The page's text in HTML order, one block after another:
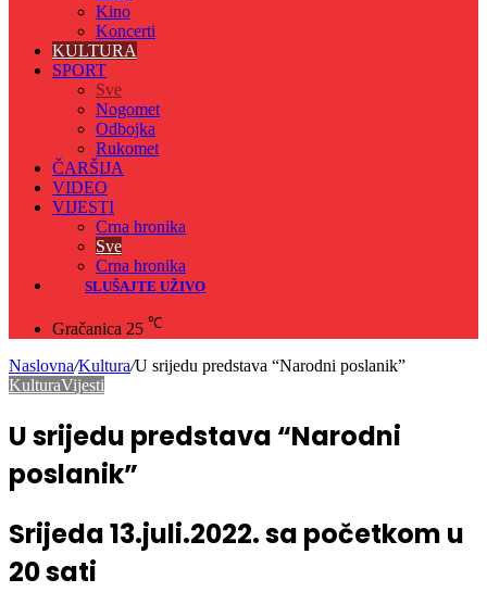
Kino
Koncerti
KULTURA
SPORT
Sve
Nogomet
Odbojka
Rukomet
ČARŠIJA
VIDEO
VIJESTI
Crna hronika
Sve
Crna hronika
SLUŠAJTE UŽIVO
Gračanica 25 ℃
Naslovna/Kultura/U srijedu predstava “Narodni poslanik”
KulturaVijesti
U srijedu predstava “Narodni
poslanik”
Srijeda 13.juli.2022. sa početkom u
20 sati